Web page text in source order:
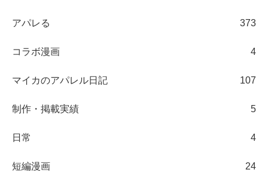
アパレる 373
コラボ漫画 4
マイカのアパレル日記 107
制作・掲載実績 5
日常 4
短編漫画 24